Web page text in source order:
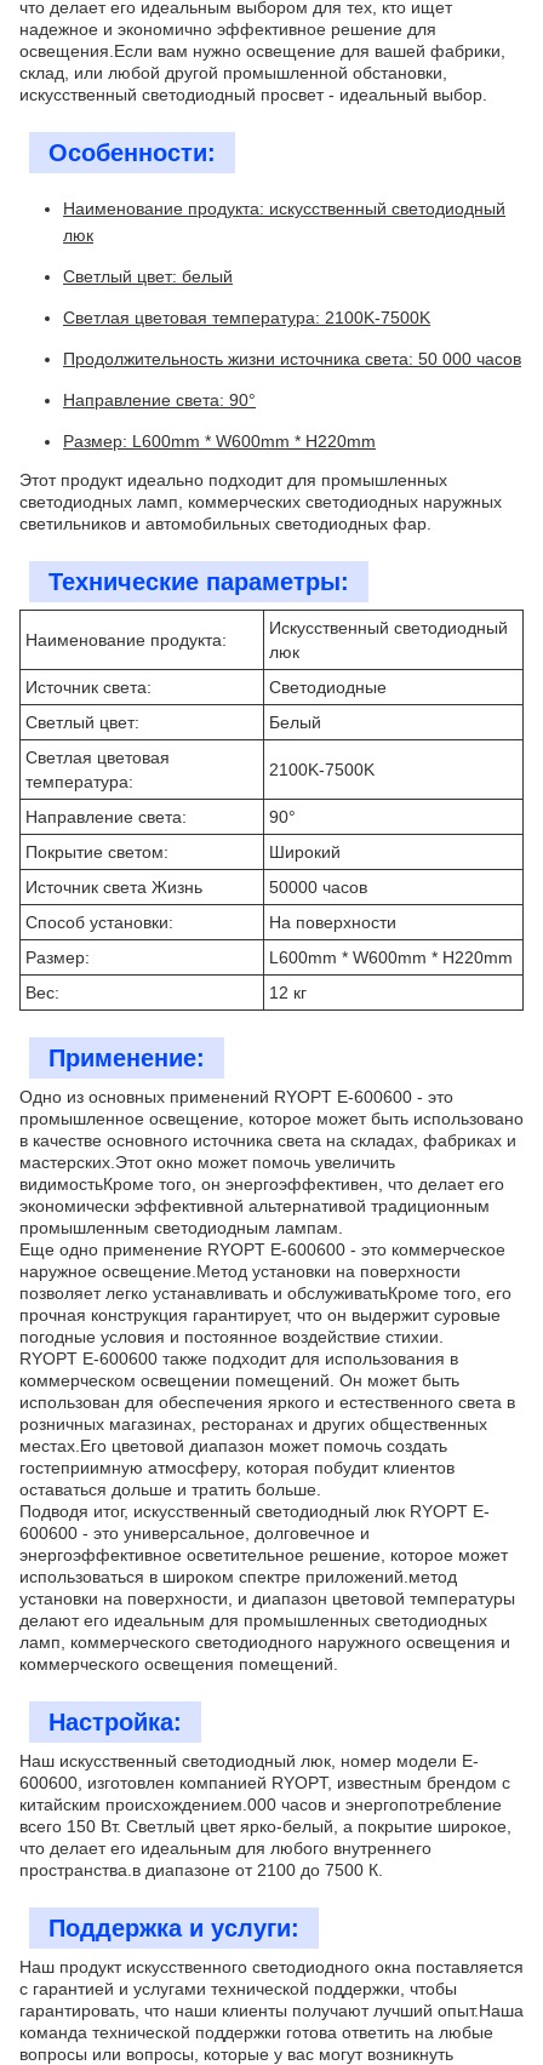
что делает его идеальным выбором для тех, кто ищет
надежное и экономично эффективное решение для
освещения.Если вам нужно освещение для вашей фабрики,
склад, или любой другой промышленной обстановки,
искусственный светодиодный просвет - идеальный выбор.
Особенности:
Наименование продукта: искусственный светодиодный
люк
Светлый цвет: белый
Светлая цветовая температура: 2100K-7500K
Продолжительность жизни источника света: 50 000 часов
Направление света: 90°
Размер: L600mm * W600mm * H220mm
Этот продукт идеально подходит для промышленных
светодиодных ламп, коммерческих светодиодных наружных
светильников и автомобильных светодиодных фар.
Технические параметры:
Наименование продукта:
Искусственный светодиодный
люк
Источник света:
Светодиодные
Светлый цвет:
Белый
Светлая цветовая
температура:
2100K-7500K
Направление света:
90°
Покрытие светом:
Широкий
Источник света Жизнь
50000 часов
Способ установки:
На поверхности
Размер:
L600mm * W600mm * H220mm
Вес:
12 кг
Применение:
Одно из основных применений RYOPT E-600600 - это
промышленное освещение, которое может быть использовано
в качестве основного источника света на складах, фабриках и
мастерских.Этот окно может помочь увеличить
видимостьКроме того, он энергоэффективен, что делает его
экономически эффективной альтернативой традиционным
промышленным светодиодным лампам.
Еще одно применение RYOPT E-600600 - это коммерческое
наружное освещение.Метод установки на поверхности
позволяет легко устанавливать и обслуживатьКроме того, его
прочная конструкция гарантирует, что он выдержит суровые
погодные условия и постоянное воздействие стихии.
RYOPT E-600600 также подходит для использования в
коммерческом освещении помещений. Он может быть
использован для обеспечения яркого и естественного света в
розничных магазинах, ресторанах и других общественных
местах.Его цветовой диапазон может помочь создать
гостеприимную атмосферу, которая побудит клиентов
оставаться дольше и тратить больше.
Подводя итог, искусственный светодиодный люк RYOPT E-
600600 - это универсальное, долговечное и
энергоэффективное осветительное решение, которое может
использоваться в широком спектре приложений.метод
установки на поверхности, и диапазон цветовой температуры
делают его идеальным для промышленных светодиодных
ламп, коммерческого светодиодного наружного освещения и
коммерческого освещения помещений.
Настройка:
Наш искусственный светодиодный люк, номер модели E-
600600, изготовлен компанией RYOPT, известным брендом с
китайским происхождением.000 часов и энергопотребление
всего 150 Вт. Светлый цвет ярко-белый, а покрытие широкое,
что делает его идеальным для любого внутреннего
пространства.в диапазоне от 2100 до 7500 К.
Поддержка и услуги:
Наш продукт искусственного светодиодного окна поставляется
с гарантией и услугами технической поддержки, чтобы
гарантировать, что наши клиенты получают лучший опыт.Наша
команда технической поддержки готова ответить на любые
вопросы или вопросы, которые у вас могут возникнуть